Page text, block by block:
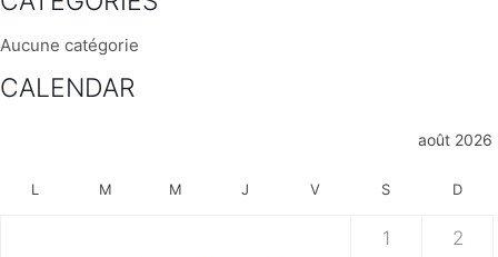
Aucune catégorie
CALENDAR
août 2026
L M M J V S D
1 2